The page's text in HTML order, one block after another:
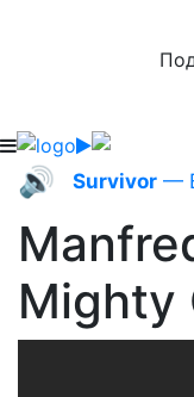
🔊 Survivor —
Mighty